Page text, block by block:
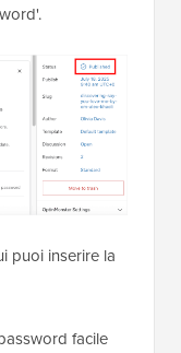
puoi inserire la
facile